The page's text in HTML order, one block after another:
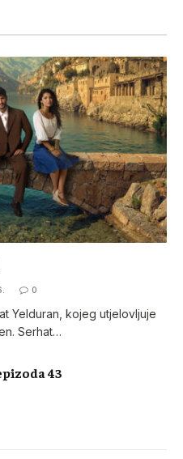
0
Yelduran, kojeg utjelovljuje
Serhat…
43